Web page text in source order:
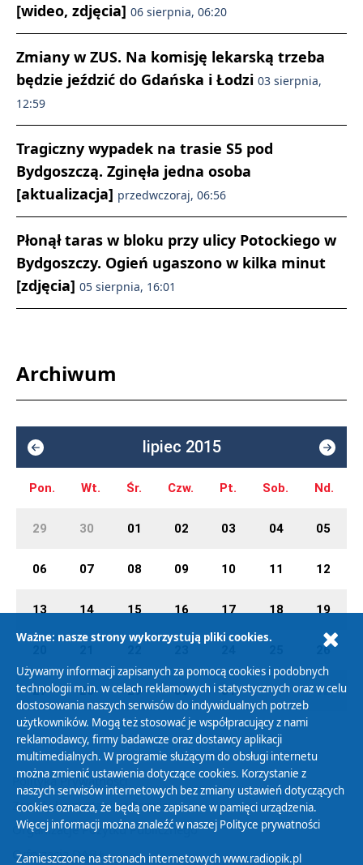
[wideo, zdjęcia] 06 sierpnia, 06:20
Zmiany w ZUS. Na komisję lekarską trzeba
będzie jeździć do Gdańska i Łodzi 03 sierpnia,
12:59
Tragiczny wypadek na trasie S5 pod
Bydgoszczą. Zginęła jedna osoba
[aktualizacja] przedwczoraj, 06:56
Płonął taras w bloku przy ulicy Potockiego w
Bydgoszczy. Ogień ugaszono w kilka minut
[zdjęcia] 05 sierpnia, 16:01
Archiwum
lipiec 2015
Pon. Wt. Śr. Czw. Pt. Sob. Nd.
29 30 01 02 03 04 05
06 07 08 09 10 11 12
13 14 15 16 17 18 19
26
27 28 29 30 31 01 02
Polityka Prywatności
Zasady korzystania z Serwisu
Organizacje Pożytku Publicznego
Cyfryzacja DAB+
Ważne: nasze strony wykorzystują pliki cookies.
Używamy informacji zapisanych za pomocą cookies i podobnych
technologii m.in. w celach reklamowych i statystycznych oraz w celu
dostosowania naszych serwisów do indywidualnych potrzeb
użytkowników. Mogą też stosować je współpracujący z nami
reklamodawcy, firmy badawcze oraz dostawcy aplikacji
multimedialnych. W programie służącym do obsługi internetu
można zmienić ustawienia dotyczące cookies. Korzystanie z
naszych serwisów internetowych bez zmiany ustawień dotyczących
cookies oznacza, że będą one zapisane w pamięci urządzenia.
Więcej informacji można znaleźć w naszej Polityce prywatności
Zamieszczone na stronach internetowych www.radiopik.pl